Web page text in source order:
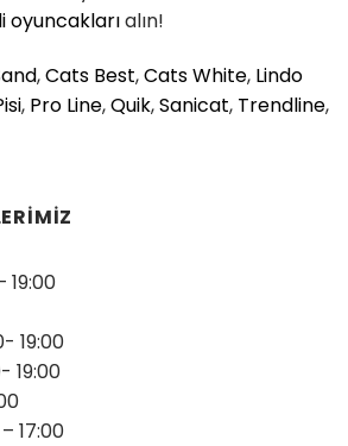
oyuncaklarıalın!
,Cats Best,Cats White, Lindo
, Pro Line,Quik,Sanicat, Trendline,
19:00
19:00
19:00
17:00